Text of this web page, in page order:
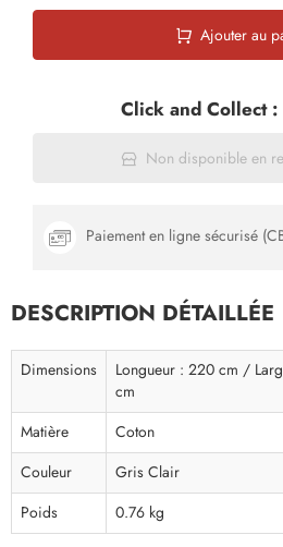
Ajouter au
Click and Collect :
Non disponible en
Paiement en ligne sécurisé
DESCRIPTION DÉTAILLÉE
Dimensions
Longueur : 220 cm /
cm
Matière
Coton
Couleur
Gris Clair
Poids
0.76 kg